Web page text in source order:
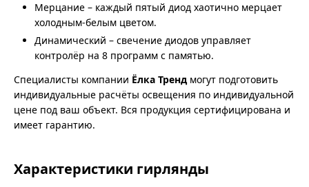
Мерцание – каждый пятый диод хаотично мерцает
холодным-белым цветом.
Динамический – свечение диодов управляет
контролёр на 8 программ с памятью.
Специалисты компании Ёлка Трендмогут подготовить
индивидуальные расчёты освещения по индивидуальной
цене под ваш объект. Вся продукция сертифицирована и
имеет гарантию.
Характеристики гирлянды